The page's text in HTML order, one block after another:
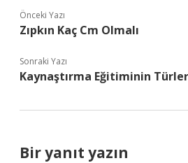
Önceki Yazı
Zıpkın Kaç Cm Olmalı
Sonraki Yazı
Kaynaştırma Eğitiminin
Bir yanıt yazın